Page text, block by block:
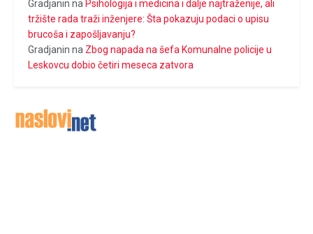
Gradjanin na Psihologija i medicina i dalje najtraženije, ali
tržište rada traži inženjere: Šta pokazuju podaci o upisu
brucoša i zapošljavanju?
Gradjanin na Zbog napada na šefa Komunalne policije u
Leskovcu dobio četiri meseca zatvora